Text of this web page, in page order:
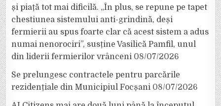
și piață tot mai dificilă. „În plus, se repune pe tapet
chestiunea sistemului anti-grindină, deși
fermierii au spus foarte clar că acest sistem a adus
numai nenorociri”, susține Vasilică Pamfil, unul
din liderii fermierilor vrânceni 08/07/2026
Se prelungesc contractele pentru parcările
rezidențiale din Municipiul Focșani 08/07/2026